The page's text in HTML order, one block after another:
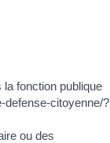
fonction publique
defense-citoyenne/?
ou des